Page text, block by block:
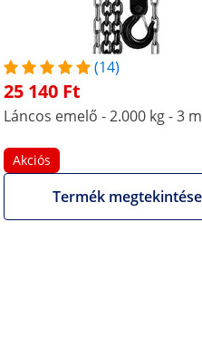
További jellemzők
(14)
25 140 Ft
Láncos emelő - 2.000 kg - 3 m
Akciós
Termék megtekintése